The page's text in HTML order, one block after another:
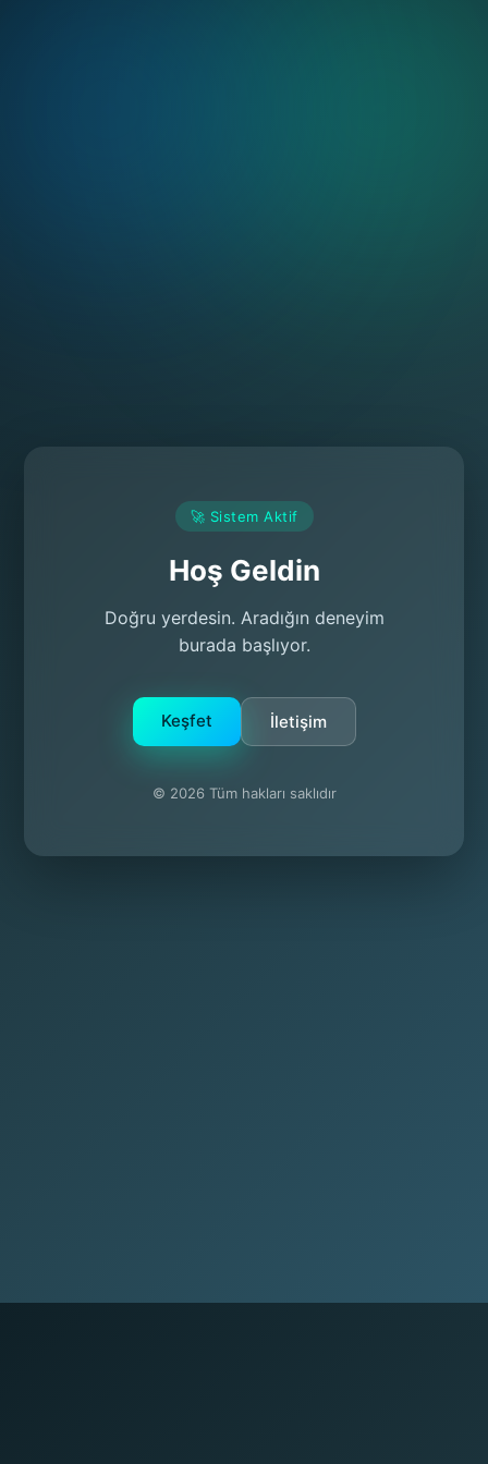
🚀 Sistem Aktif
Hoş Geldin
Doğru yerdesin. Aradığın deneyim
burada başlıyor.
Keşfet İletişim
© 2026 Tüm hakları saklıdır